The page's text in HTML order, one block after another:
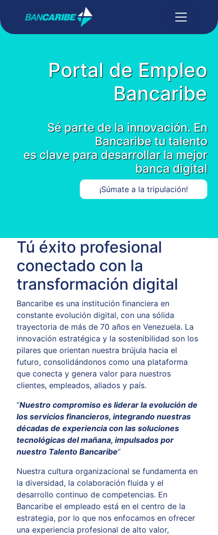
Portal de Empleo
Bancaribe
Sé parte de la innovación. En
Bancaribe tu talento
es clave para desarrollar la mejor
banca digital
¡Súmate a la tripulación!
Tú éxito profesional
conectado con la
transformación digital
Bancaribe es una institución financiera en
constante evolución digital, con una sólida
trayectoria de más de 70 años en Venezuela. La
innovación estratégica y la sostenibilidad son los
pilares que orientan nuestra brújula hacia el
futuro, consolidándonos como una plataforma
que conecta y genera valor para nuestros
clientes, empleados, aliados y país.
“Nuestro compromiso es liderar la evolución de
los servicios financieros, integrando nuestras
décadas de experiencia con las soluciones
tecnológicas del mañana, impulsados por
nuestro Talento Bancaribe”
Nuestra cultura organizacional se fundamenta en
la diversidad, la colaboración fluida y el
desarrollo continuo de competencias. En
Bancaribe el empleado está en el centro de la
estrategia, por lo que nos enfocamos en ofrecer
una experiencia profesional de alto valor,